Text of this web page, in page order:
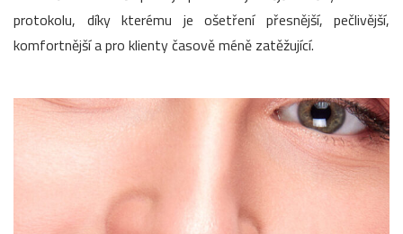
protokolu, díky kterému je ošetření přesnější, pečlivější,
komfortnější a pro klienty časově méně zatěžující.